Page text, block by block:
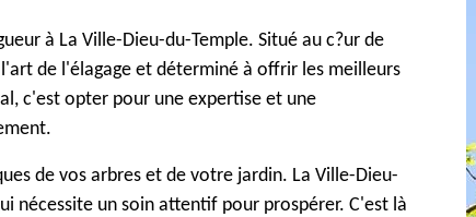
à La Ville-Dieu-du-Temple. Situé au c?ur de
de l'élagage et déterminé à offrir les meilleurs
c'est opter pour une expertise et une
de vos arbres et de votre jardin. La Ville-Dieu-
nécessite un soin attentif pour prospérer. C'est là